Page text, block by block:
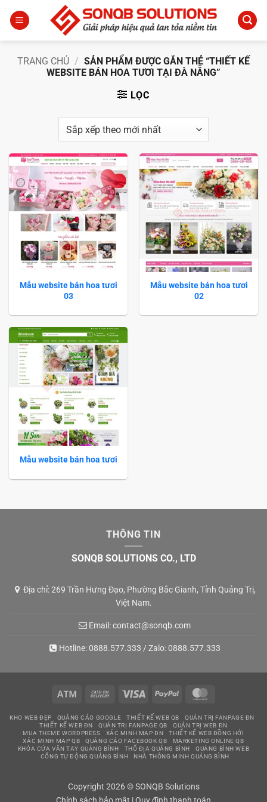
qua
TRANG CHỦ / SẢN PHẨM ĐƯỢC GẮN THẺ “THIẾT KẾ
WEBSITE BÁN HOA TƯƠI TẠI ĐÀ NẴNG”
LỌC
Mẫu website bán hoa tươi
03
Mẫu website bán hoa tươi
02
Mẫu website bán hoa tươi
THÔNG TIN
SONQB SOLUTIONS CO., LTD
Địa chỉ: 269 Trần Hưng Đạo, Phường Bắc Gianh, Tỉnh Quảng Trị,
Việt Nam.
Email:contact@sonqb.com
Hotline:0888.577.333 / Zalo:0888.577.333
Atm
Cash
Delivery
Visa PayPal
KHO WEB ĐẸP QUẢNG CÁO GOOGLE THIẾT KẾ WEB QB
QUẢN TRỊ FANPAGE ĐN
THIẾT KẾ WEB ĐN
QUẢN TRỊ FANPAGE QB
QUẢN TRỊ WEB ĐN
MUA THEME WORDPRESS
XÁC MINH MAP ĐN
THIẾT KẾ WEB ĐỒNG HỚI
XÁC MINH MAP QB
QUẢNG CÁO FACEBOOK QB
MARKETING ONLINE QB
KHÓA CỬA VÂN TAY QUẢNG BÌNH
THỔ ĐỊA QUẢNG BÌNH
QUẢNG BÌNH WEB
CỔNG TỰ ĐỘNG QUẢNG BÌNH
NHÀ THÔNG MINH QUẢNG BÌNH
Copyright 2026 © SONQB Solutions